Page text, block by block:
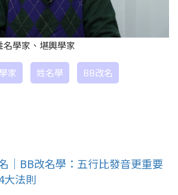
學家、堪輿學家
家 姓名學
BB改名
｜BB改名學：五行比發音更重要
大法則